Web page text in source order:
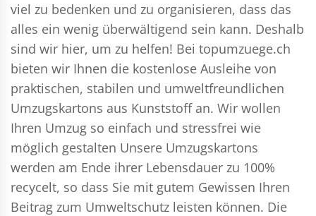
viel zu bedenken und zu organisieren, dass das
alles ein wenig überwältigend sein kann. Deshalb
sind wir hier, um zu helfen! Bei topumzuege.ch
bieten wir Ihnen die kostenlose Ausleihe von
praktischen, stabilen und umweltfreundlichen
Umzugskartons aus Kunststoff an. Wir wollen
Ihren Umzug so einfach und stressfrei wie
möglich gestalten Unsere Umzugskartons
werden am Ende ihrer Lebensdauer zu 100%
recycelt, so dass Sie mit gutem Gewissen Ihren
Beitrag zum Umweltschutz leisten können. Die